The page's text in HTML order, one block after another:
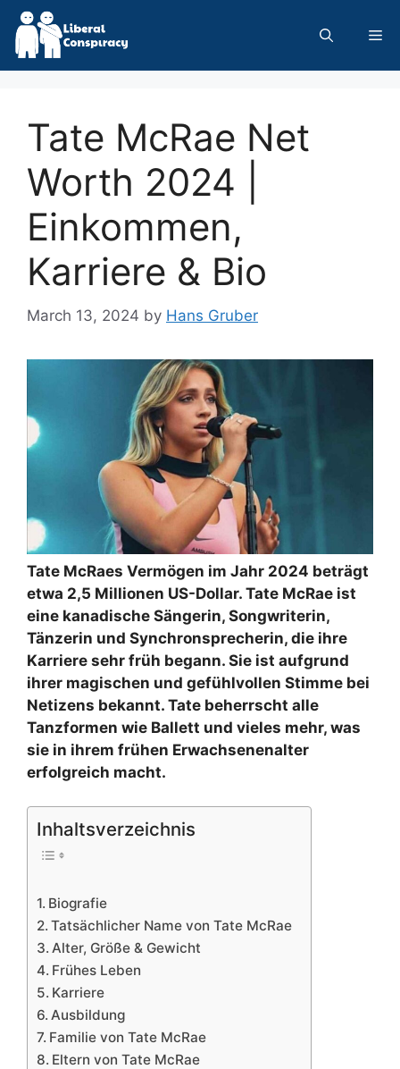
Skip
content
Tate McRae Net
Worth 2024 |
Einkommen,
Karriere & Bio
March 13, 2024 by Hans Gruber
Tate McRaes Vermögen im Jahr 2024 beträgt
etwa 2,5 Millionen US-Dollar. Tate McRae ist
eine kanadische Sängerin, Songwriterin,
Tänzerin und Synchronsprecherin, die ihre
Karriere sehr früh begann. Sie ist aufgrund
ihrer magischen und gefühlvollen Stimme bei
Netizens bekannt. Tate beherrscht alle
Tanzformen wie Ballett und vieles mehr, was
sie in ihrem frühen Erwachsenenalter
erfolgreich macht.
Inhaltsverzeichnis
Biografie
Tatsächlicher Name von Tate McRae
Alter, Größe & Gewicht
Frühes Leben
Karriere
Ausbildung
Familie von Tate McRae
Eltern von Tate McRae